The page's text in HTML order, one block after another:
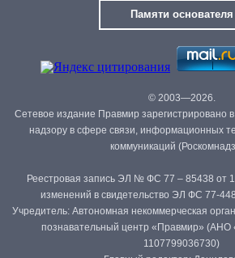
Памяти основателя
© 2003—2026.
Сетевое издание Правмир зарегистрировано
надзору в сфере связи, информационных
коммуникаций
Реестровая запись ЭЛ № ФС 77 – 85438 от
изменений в свидетельство ЭЛ ФС 77-
Учредитель: Автономная некоммерческая
познавательный центр «Правмир»
1107799036730)